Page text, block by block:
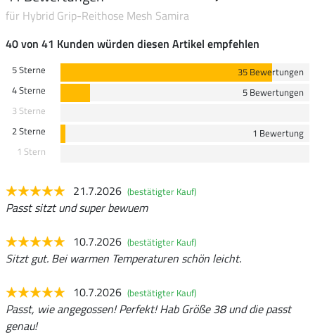
für Hybrid Grip-Reithose Mesh Samira
40 von 41 Kunden würden diesen Artikel empfehlen
5 Sterne
35 Bewertungen
4 Sterne
5 Bewertungen
3 Sterne
2 Sterne
1 Bewertung
1 Stern
21.7.2026 (bestätigter Kauf)
Passt sitzt und super bewuem
10.7.2026 (bestätigter Kauf)
Sitzt gut. Bei warmen Temperaturen schön leicht.
10.7.2026 (bestätigter Kauf)
Passt, wie angegossen! Perfekt! Hab Größe 38 und die passt
genau!